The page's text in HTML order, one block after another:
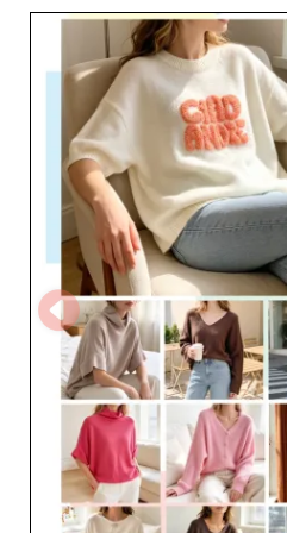
новинках в режиме
упрощает управление
удобный, быстрый и
Каждая модель CAS CARA by
высокое текстильное
европейский стиль,
предлагать клиентам
изделия. Доверяя CAS CARA by Cherry’s GmbH, вы
выбираете надежного и
признанного за
эффективную логистику.
ассортимент магазина, вы
рынке и привлекаете
и современные товары.